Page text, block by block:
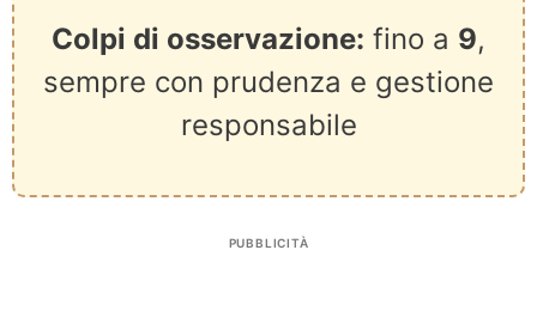
Colpi di osservazione: fino a 9,
sempre con prudenza e gestione
responsabile
PUBBLICITÀ